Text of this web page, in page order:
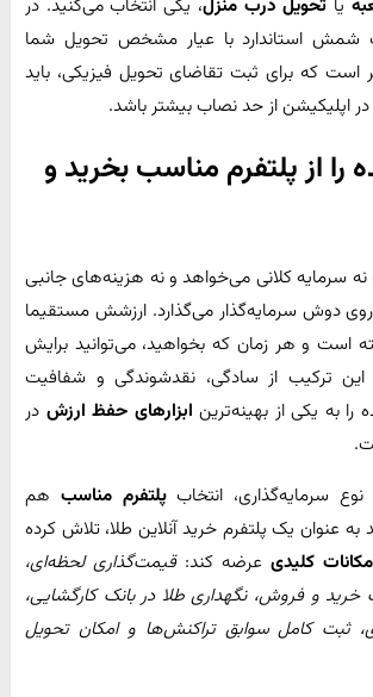
یا تحویل درب منزل، یکی انتخاب می‌کنید. در
شمش استاندارد با عیار مشخص تحویل شما
است که برای ثبت تقاضای تحویل فیزیکی، باید
اپلیکیشن از حد نصاب بیشتر باشد.
از پلتفرم مناسب بخرید و
سرمایه کلانی می‌خواهد و نه هزینه‌های جانبی
دوش سرمایه‌گذار می‌گذارد. ارزشش مستقیما
است و هر زمان که بخواهید، می‌توانید برایش
این ترکیب از سادگی، نقدشوندگی و شفافیت
به یکی از بهینه‌ترین ابزارهای حفظ ارزش در
نوع سرمایه‌گذاری، انتخابپلتفرم مناسب هم
عنوان یک پلتفرم خرید آنلاین طلا، تلاش کرده
کلیدی عرضه کند:قیمت‌گذاری لحظه‌ای،
و فروش، نگهداری طلا در بانک کارگشایی،
ثبت کامل سوابق تراکنش‌ها و امکان تحویل